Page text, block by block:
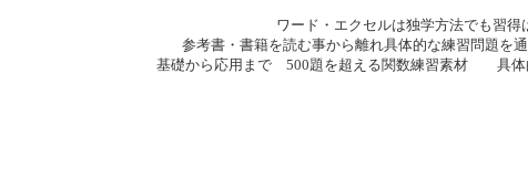
ワード・エクセルは独学方法でも習得
参考書・書籍を読む事から離れ具体的な練習問題を
基礎から応用まで500題を超える関数練習素材 具体的